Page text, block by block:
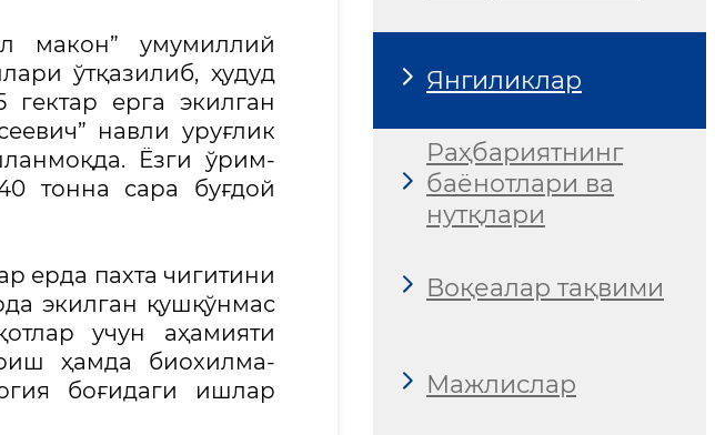
макон” умумиллий
ўтқазилиб, ҳудуд
гектар ерга экилган
навли уруғлик
Ёзги ўрим-
тонна сара буғдой
ерда пахта чигитини
экилган қушқўнмас
учун аҳамияти
ҳамда биохилма-
боғидаги ишлар
Янгиликлар
Раҳбариятнинг
баёнотлари ва
нутқлари
Воқеалар тақвими
Мажлислар